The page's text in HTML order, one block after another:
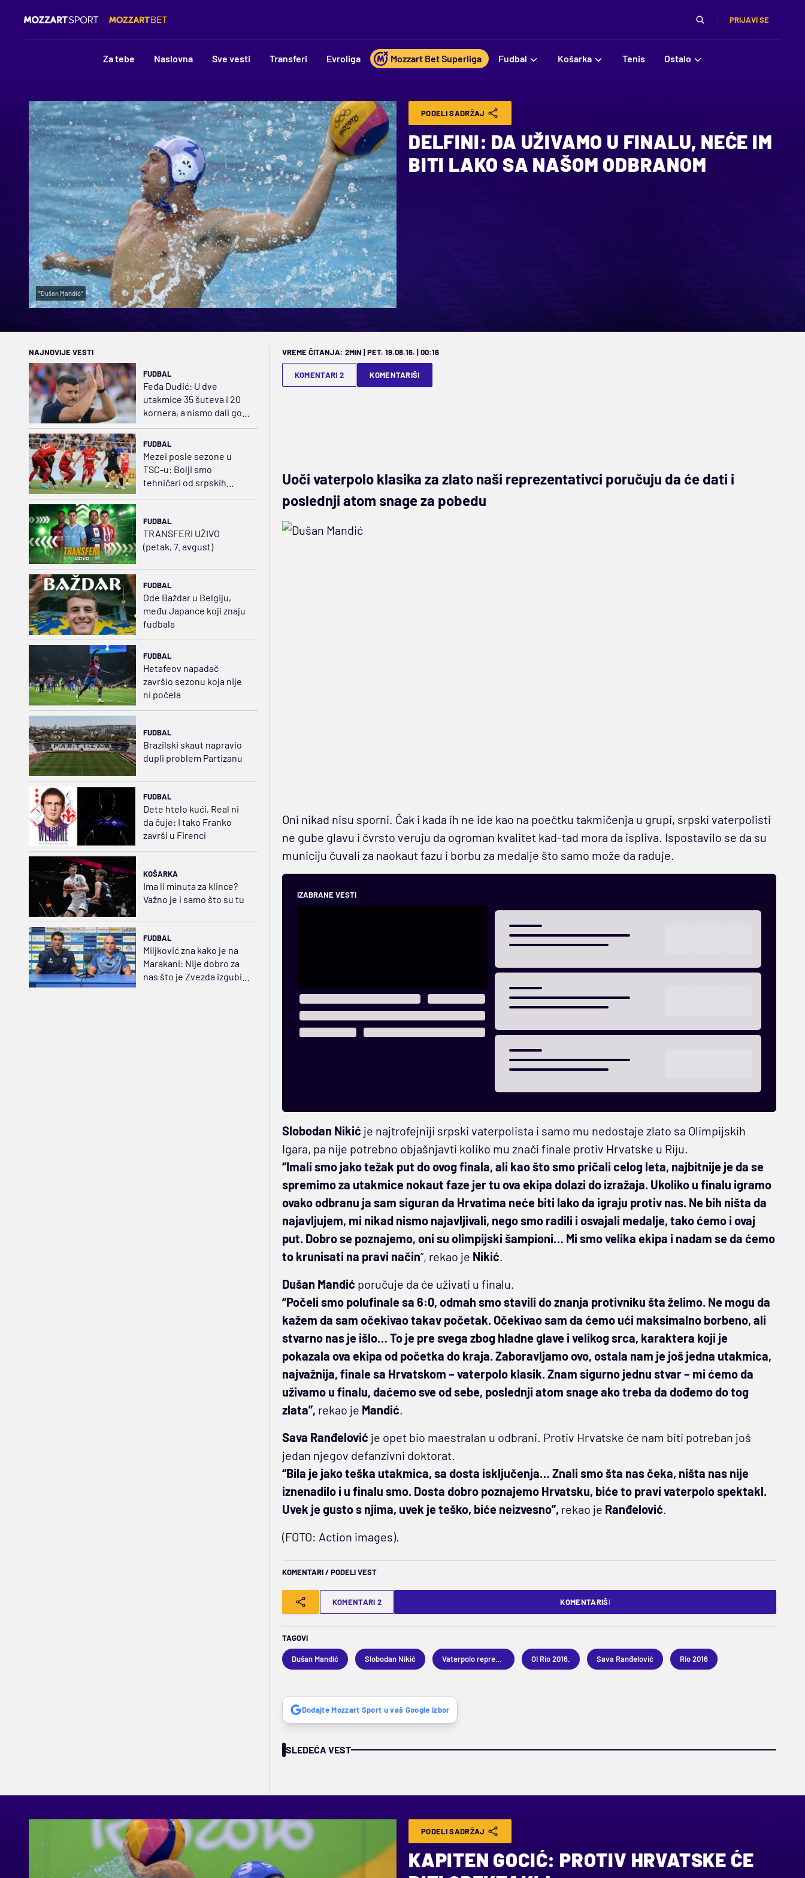
PRIJAVI SE
Za tebe Naslovna Sve vesti Transferi Evroliga Mozzart Bet Superliga Fudbal Košarka Tenis Ostalo
"Dušan Mandić"
PODELI SADRŽAJ
DELFINI: DA UŽIVAMO U FINALU, NEĆE IM
BITI LAKO SA NAŠOM ODBRANOM
NAJNOVIJE VESTI
FUDBAL
Feđa Dudić: U dve
utakmice 35 šuteva i 20
kornera, a nismo dali gol!
FUDBAL
Mezei posle sezone u
TSC-u: Bolji smo
tehničari od srpskih
FUDBAL
TRANSFERI UŽIVO
(petak, 7. avgust)
FUDBAL
Ode Baždar u Belgiju,
među Japance koji znaju
fudbala
FUDBAL
Hetafeov napadač
završio sezonu koja nije
ni počela
FUDBAL
Brazilski skaut napravio
dupli problem Partizanu
FUDBAL
Dete htelo kući, Real ni
da čuje: I tako Franko
završi u Firenci
KOŠARKA
Ima li minuta za klince?
Važno je i samo što su tu
FUDBAL
Miljković zna kako je na
Marakani: Nije dobro za
nas što je Zvezda izgubila
VREME ČITANJA: 2MIN | PET. 19.08.16. | 00:16
KOMENTARI 2 KOMENTARIŠI
Uoči vaterpolo klasika za zlato naši reprezentativci poručuju da će dati i
poslednji atom snage za pobedu
Oni nikad nisu sporni. Čak i kada ih ne ide kao na poečtku takmičenja u grupi, srpski vaterpolisti
ne gube glavu i čvrsto veruju da ogroman kvalitet kad-tad mora da ispliva. Ispostavilo se da su
municiju čuvali za naokaut fazu i borbu za medalje što samo može da raduje.
IZABRANE VESTI
Slobodan Nikić je najtrofejniji srpski vaterpolista i samo mu nedostaje zlato sa Olimpijskih
Igara, pa nije potrebno objašnjavti koliko mu znači finale protiv Hrvatske u Riju.
“Imali smo jako težak put do ovog finala, ali kao što smo pričali celog leta, najbitnije je da se
spremimo za utakmice nokaut faze jer tu ova ekipa dolazi do izražaja. Ukoliko u finalu igramo
ovako odbranu ja sam siguran da Hrvatima neće biti lako da igraju protiv nas. Ne bih ništa da
najavljujem, mi nikad nismo najavljivali, nego smo radili i osvajali medalje, tako ćemo i ovaj
put. Dobro se poznajemo, oni su olimpijski šampioni… Mi smo velika ekipa i nadam se da ćemo
to krunisati na pravi način”, rekao je Nikić.
Dušan Mandić poručuje da će uživati u finalu.
“Počeli smo polufinale sa 6:0, odmah smo stavili do znanja protivniku šta želimo. Ne mogu da
kažem da sam očekivao takav početak. Očekivao sam da ćemo ući maksimalno borbeno, ali
stvarno nas je išlo… To je pre svega zbog hladne glave i velikog srca, karaktera koji je
pokazala ova ekipa od početka do kraja. Zaboravljamo ovo, ostala nam je još jedna utakmica,
najvažnija, finale sa Hrvatskom – vaterpolo klasik. Znam sigurno jednu stvar – mi ćemo da
uživamo u finalu, daćemo sve od sebe, poslednji atom snage ako treba da dođemo do tog
zlata”, rekao je Mandić.
Sava Ranđelović je opet bio maestralan u odbrani. Protiv Hrvatske će nam biti potreban još
jedan njegov defanzivni doktorat.
“Bila je jako teška utakmica, sa dosta isključenja… Znali smo šta nas čeka, ništa nas nije
iznenadilo i u finalu smo. Dosta dobro poznajemo Hrvatsku, biće to pravi vaterpolo spektakl.
Uvek je gusto s njima, uvek je teško, biće neizvesno”, rekao je Ranđelović.
(FOTO: Action images).
KOMENTARI / PODELI VEST
KOMENTARI 2 KOMENTARIŠI
TAGOVI
Dušan Mandić Slobodan Nikić Vaterpolo reprezentacija Srbije OI Rio 2016. Sava Ranđelović Rio 2016
Dodajte Mozzart Sport u vaš Google izbor
SLEDEĆA VEST
PODELI SADRŽAJ
KAPITEN GOCIĆ: PROTIV HRVATSKE ĆE